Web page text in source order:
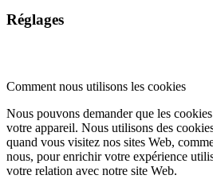
Réglages
Comment nous utilisons les cookies
Nous pouvons demander que les
votre appareil. Nous utilisons des
quand vous visitez nos sites Web,
nous, pour enrichir votre expérience
votre relation avec notre site Web.